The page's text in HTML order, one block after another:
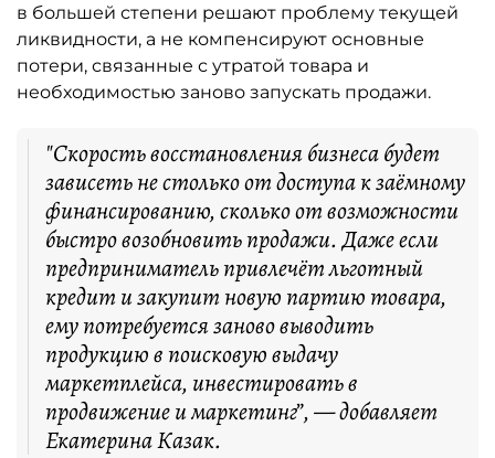
в большей степени решают проблему текущей
ликвидности, а не компенсируют основные
потери, связанные с утратой товара и
необходимостью заново запускать продажи.
"Скорость восстановления бизнеса будет
зависеть не столько от доступа к заёмному
финансированию, сколько от возможности
быстро возобновить продажи. Даже если
предприниматель привлечёт льготный
кредит и закупит новую партию товара,
ему потребуется заново выводить
продукцию в поисковую выдачу
маркетплейса, инвестировать в
продвижение и маркетинг”, — добавляет
Екатерина Казак.